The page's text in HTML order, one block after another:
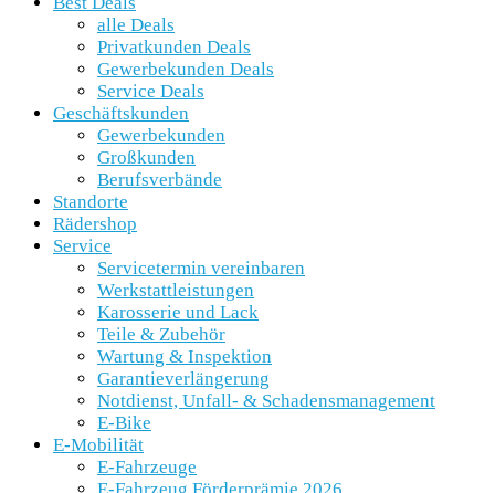
alle Deals
Privatkunden Deals
Gewerbekunden Deals
Service Deals
Geschäftskunden
Gewerbekunden
Großkunden
Berufsverbände
Standorte
Rädershop
Service
Servicetermin vereinbaren
Werkstattleistungen
Karosserie und Lack
Teile & Zubehör
Wartung & Inspektion
Garantieverlängerung
Notdienst, Unfall- & Schadensmanagement
E-Bike
E-Mobilität
E-Fahrzeuge